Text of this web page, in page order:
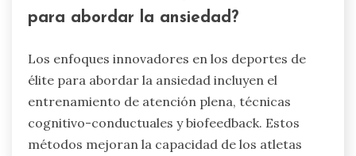
fomentando un mejor rendimiento bajo presión.
de la frecuencia cardíaca y el monitoreo de la
tensión muscular proporcionan
retroalimentación en tiempo real, lo que permite
a los atletas ajustar su estado mental. Como
resultado, los atletas desarrollan una habilidad